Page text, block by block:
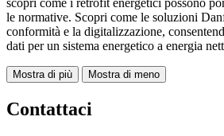
scopri come i retrofit energetici possono
le normative. Scopri come le soluzioni
conformità e la digitalizzazione,
dati per un sistema energetico a energia
Mostra di più Mostra di meno
Contattaci